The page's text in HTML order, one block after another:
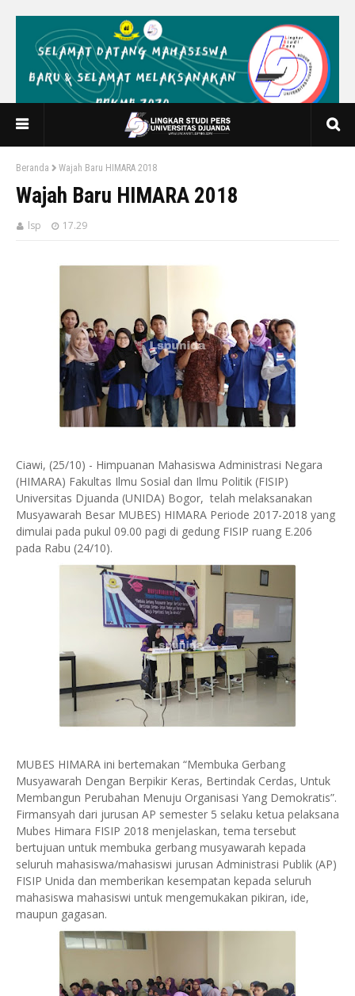
Beranda Wajah Baru HIMARA 2018
Wajah Baru HIMARA 2018
lsp 17.29
Ciawi, (25/10) - Himpuanan Mahasiswa Administrasi Negara
(HIMARA) Fakultas Ilmu Sosial dan Ilmu Politik (FISIP)
Universitas Djuanda (UNIDA) Bogor, telah melaksanakan
Musyawarah Besar MUBES) HIMARA Periode 2017-2018 yang
dimulai pada pukul 09.00 pagi di gedung FISIP ruang E.206
pada Rabu (24/10).
MUBES HIMARA ini bertemakan “Membuka Gerbang
Musyawarah Dengan Berpikir Keras, Bertindak Cerdas, Untuk
Membangun Perubahan Menuju Organisasi Yang Demokratis”.
Firmansyah dari jurusan AP semester 5 selaku ketua pelaksana
Mubes Himara FISIP 2018 menjelaskan, tema tersebut
bertujuan untuk membuka gerbang musyawarah kepada
seluruh mahasiswa/mahasiswi jurusan Administrasi Publik (AP)
FISIP Unida dan memberikan kesempatan kepada seluruh
mahasiswa mahasiswi untuk mengemukakan pikiran, ide,
maupun gagasan.